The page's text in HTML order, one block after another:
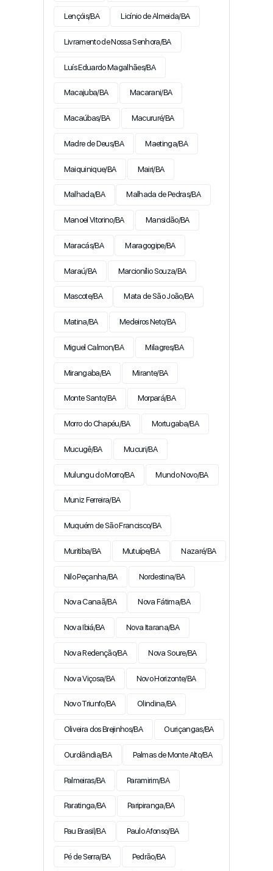
Lençóis/BA Licínio de Almeida/BA
Livramento de Nossa Senhora/BA
Luís Eduardo Magalhães/BA
Macajuba/BA Macarani/BA
Macaúbas/BA Macururé/BA
Madre de Deus/BA Maetinga/BA
Maiquinique/BA Mairi/BA
Malhada/BA Malhada de Pedras/BA
Manoel Vitorino/BA Mansidão/BA
Maracás/BA Maragogipe/BA
Maraú/BA Marcionílio Souza/BA
Mascote/BA Mata de São João/BA
Matina/BA Medeiros Neto/BA
Miguel Calmon/BA Milagres/BA
Mirangaba/BA Mirante/BA
Monte Santo/BA Morpará/BA
Morro do Chapéu/BA Mortugaba/BA
Mucugê/BA Mucuri/BA
Mulungu do Morro/BA Mundo Novo/BA
Muniz Ferreira/BA
Muquém de São Francisco/BA
Muritiba/BA Mutuípe/BA Nazaré/BA
Nilo Peçanha/BA Nordestina/BA
Nova Canaã/BA Nova Fátima/BA
Nova Ibiá/BA Nova Itarana/BA
Nova Redenção/BA Nova Soure/BA
Nova Viçosa/BA Novo Horizonte/BA
Novo Triunfo/BA Olindina/BA
Oliveira dos Brejinhos/BA Ouriçangas/BA
Ourolândia/BA Palmas de Monte Alto/BA
Palmeiras/BA Paramirim/BA
Paratinga/BA Paripiranga/BA
Pau Brasil/BA Paulo Afonso/BA
Pé de Serra/BA Pedrão/BA